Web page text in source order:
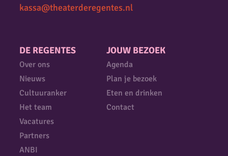
DE REGENTES
Over ons
Nieuws
Cultuuranker
Het team
Vacatures
Partners
ANBI
JOUW BEZOEK
Agenda
Plan je bezoek
Eten en drinken
Contact
kassa@theaterderegentes.nl